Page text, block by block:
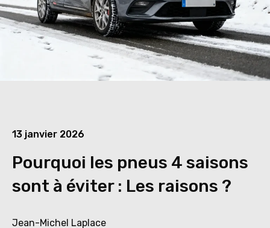
13 janvier 2026
Pourquoi les pneus 4 saisons
sont à éviter : Les raisons ?
Jean-Michel Laplace